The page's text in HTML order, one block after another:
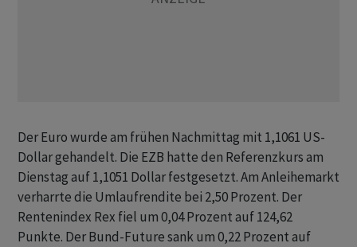
Der Euro wurde am frühen Nachmittag mit 1,1061 US-
Dollar gehandelt. Die EZB hatte den Referenzkurs am
Dienstag auf 1,1051 Dollar festgesetzt. Am Anleihemarkt
verharrte die Umlaufrendite bei 2,50 Prozent. Der
Rentenindex Rex fiel um 0,04 Prozent auf 124,62
Punkte. Der Bund-Future sank um 0,22 Prozent auf